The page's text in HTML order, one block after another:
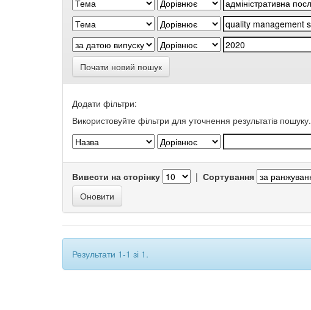
Почати новий пошук
Додати фільтри:
Використовуйте фільтри для уточнення результатів пошуку.
Вивести на сторінку | Сортування
Результати 1-1 зі 1.